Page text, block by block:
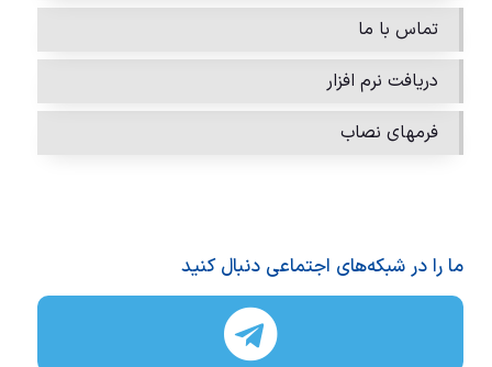
تماس با ما
دریافت نرم افزار
فرمهای نصاب
ما را در شبکه‌های اجتماعی دنبال کنید